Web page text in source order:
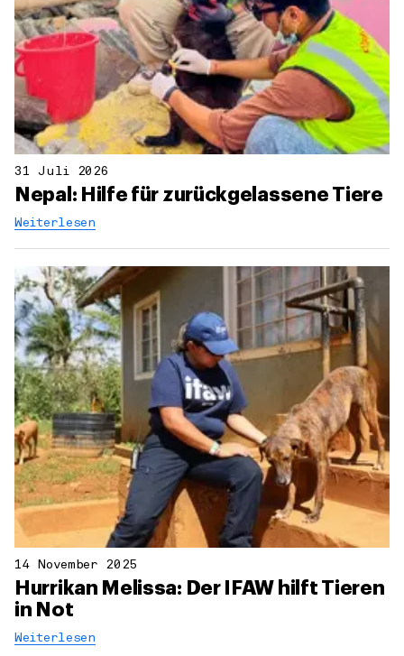
31 Juli 2026
Nepal: Hilfe für zurückgelassene Tiere
Weiterlesen
14 November 2025
Hurrikan Melissa: Der IFAW hilft Tieren
in Not
Weiterlesen